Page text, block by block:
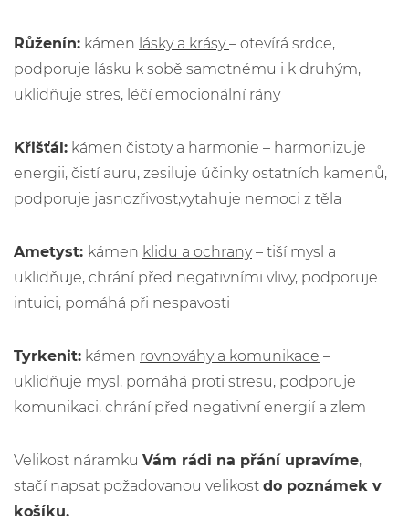
Růženín: kámen lásky a krásy– otevírá srdce,
podporuje lásku k sobě samotnému i k druhým,
uklidňuje stres, léčí emocionální rány
Křišťál: kámen čistoty a harmonie – harmonizuje
energii, čistí auru, zesiluje účinky ostatních kamenů,
podporuje jasnozřivost,vytahuje nemoci z těla
Ametyst: kámen klidu a ochrany– tiší mysl a
uklidňuje, chrání před negativními vlivy, podporuje
intuici, pomáhá při nespavosti
Tyrkenit: kámen rovnováhy a komunikace –
uklidňuje mysl, pomáhá proti stresu, podporuje
komunikaci, chrání před negativní energií a zlem
Velikost náramku Vám rádi na přání upravíme,
stačí napsat požadovanou velikost do poznámek v
košíku.